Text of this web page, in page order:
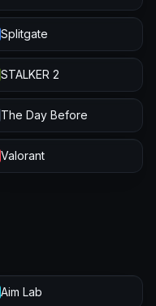
Splitgate
STALKER 2
The Day Before
Valorant
Aim Lab